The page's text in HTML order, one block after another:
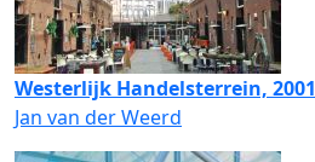
Westerlijk Handelsterrein, 2001
Jan van der Weerd